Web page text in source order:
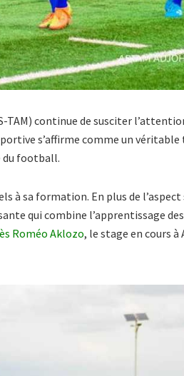
TAM) continue de susciter
s’affirme comme un
du football.
à sa formation. En plus de
qui combine l’apprentissage
Roméo Aklozo, le stage en cours à